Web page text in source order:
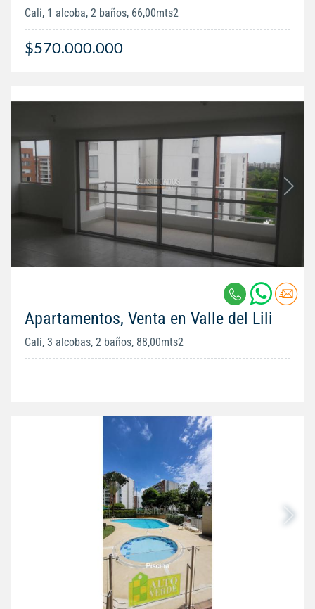
Cali, 1 alcoba, 2 baños, 66,00mts2
$570.000.000
Apartamentos, Venta en Valle del Lili
Cali, 3 alcobas, 2 baños, 88,00mts2